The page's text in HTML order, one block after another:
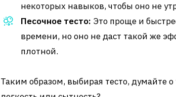
некоторых навыков, чтобы оно не
Песочное тесто: Это проще и
времени, но оно не даст такой же
плотной.
Таким образом, выбирая тесто, думайте о